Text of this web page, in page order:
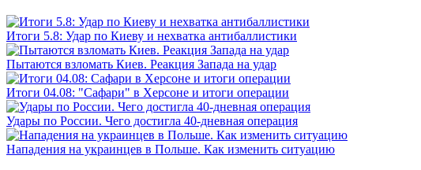
Итоги 5.8: Удар по Киеву и нехватка антибаллистики
Пытаются взломать Киев. Реакция Запада на удар
Итоги 04.08: "Сафари" в Херсоне и итоги операции
Удары по России. Чего достигла 40-дневная операция
Нападения на украинцев в Польше. Как изменить ситуацию